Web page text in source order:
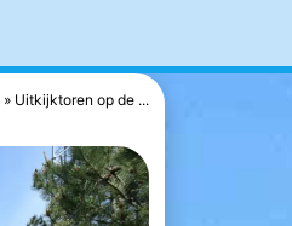
Uitkijktoren op de ...